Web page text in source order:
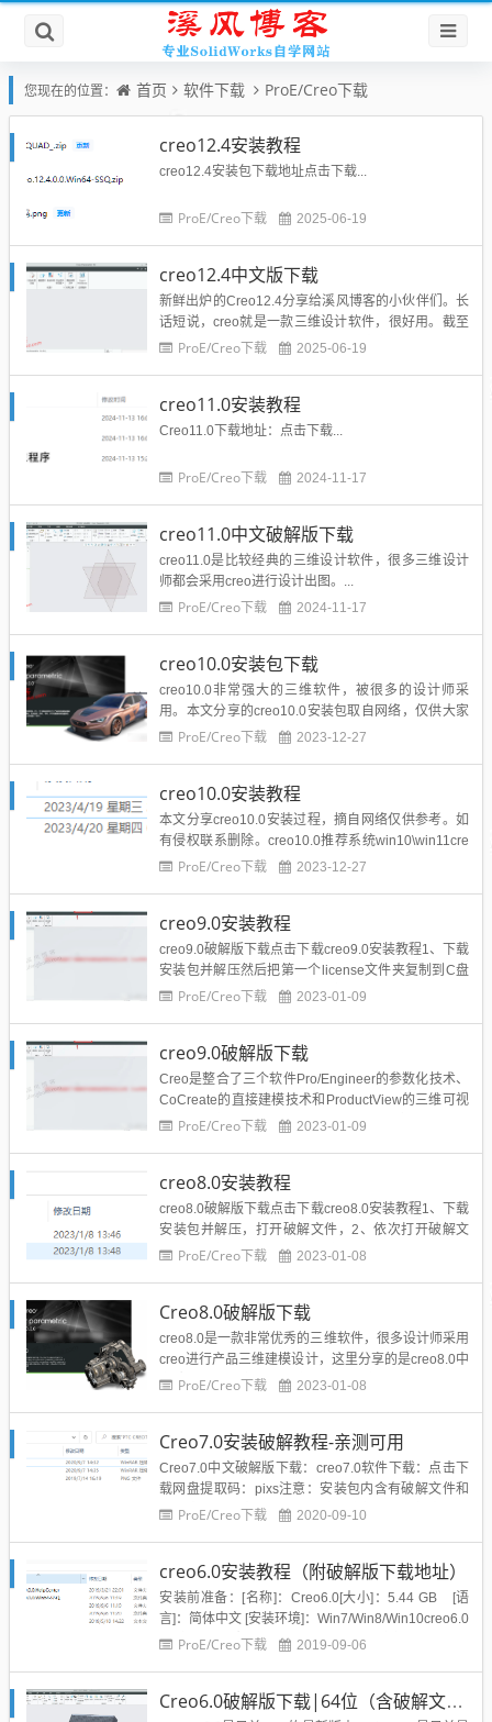
您现在的位置： 首页 软件下载 ProE/Creo下载
creo12.4安装教程
creo12.4安装包下载地址点击下载...
ProE/Creo下载 2025-06-19
creo12.4中文版下载
新鲜出炉的Creo12.4分享给溪风博客的小伙伴们。长
话短说，creo就是一款三维设计软件，很好用。截至
发稿目前最新版creo12.4.creo12.4中文版下载下载地
ProE/Creo下载 2025-06-19
creo11.0安装教程
Creo11.0下载地址：点击下载...
ProE/Creo下载 2024-11-17
creo11.0中文破解版下载
creo11.0是比较经典的三维设计软件，很多三维设计
师都会采用creo进行设计出图。...
ProE/Creo下载 2024-11-17
creo10.0安装包下载
creo10.0非常强大的三维软件，被很多的设计师采
用。本文分享的creo10.0安装包取自网络，仅供大家
下载测试使用。creo10.0下载地址...
ProE/Creo下载 2023-12-27
creo10.0安装教程
本文分享creo10.0安装过程，摘自网络仅供参考。如
有侵权联系删除。creo10.0推荐系统win10\win11cre
o10.0下载地址：...
ProE/Creo下载 2023-12-27
creo9.0安装教程
creo9.0破解版下载点击下载creo9.0安装教程1、下载
安装包并解压然后把第一个license文件夹复制到C盘
2、打开第二个文件夹，进行安装3、点击下一步4、
里面的文件，用记事本打开点击编辑-替...
ProE/Creo下载 2023-01-09
creo9.0破解版下载
Creo是整合了三个软件Pro/Engineer的参数化技术、
CoCreate的直接建模技术和ProductView的三维可视
化技术的新型CAD设计软件包，具备互操作性、开
提取码：6666...
ProE/Creo下载 2023-01-09
creo8.0安装教程
creo8.0破解版下载点击下载creo8.0安装教程1、下载
安装包并解压，打开破解文件，2、依次打开破解文
件路径，如下图所示， 右击管理员身份运行第一个
建一个文件夹PTC，然后将第...
ProE/Creo下载 2023-01-08
Creo8.0破解版下载
creo8.0是一款非常优秀的三维软件，很多设计师采用
creo进行产品三维建模设计，这里分享的是creo8.0中
文破解版下载安装包，欢迎下载测试，希望可以帮助
号:xfbkgzh，回复“解压密码”获...
ProE/Creo下载 2023-01-08
Creo7.0安装破解教程-亲测可用
Creo7.0中文破解版下载：creo7.0软件下载：点击下
载网盘提取码：pixs注意：安装包内含有破解文件和
解压密码解压密码：扫码关注最底部的溪风博客公众
o7.0是软件安装包，...
ProE/Creo下载 2020-09-10
creo6.0安装教程（附破解版下载地址）
安装前准备：[名称]：Creo6.0[大小]：5.44 GB [语
言]：简体中文 [安装环境]：Win7/Win8/Win10creo6.0
64位野火版破解版下载：点击下载网盘提取码：zpii
ProE/Creo下载 2019-09-06
Creo6.0破解版下载|64位（含破解文件）